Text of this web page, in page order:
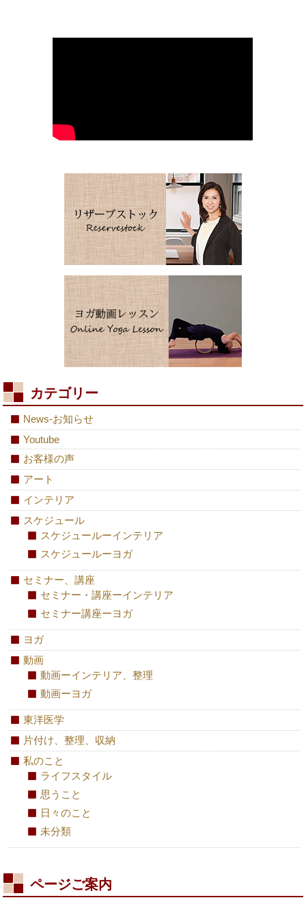
カテゴリー
News-お知らせ
Youtube
お客様の声
アート
インテリア
スケジュール
スケジュールーインテリア
スケジュールーヨガ
セミナー、講座
セミナー・講座ーインテリア
セミナー講座ーヨガ
ヨガ
動画
動画ーインテリア、整理
動画ーヨガ
東洋医学
片付け、整理、収納
私のこと
ライフスタイル
思うこと
日々のこと
未分類
ページご案内